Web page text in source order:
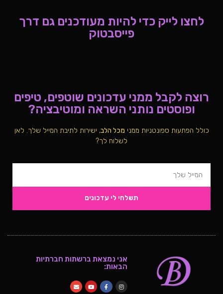
כדי להיות מעודכנים גם דרך
ממני עדכונים שוטפים, טיפים
נותני השראה ומוטיבציה?
ממנימכל הלב, ישירות לתיבת המייל שלך. לאן
אני נמצאת ברשתות חברתיות
הבאות: